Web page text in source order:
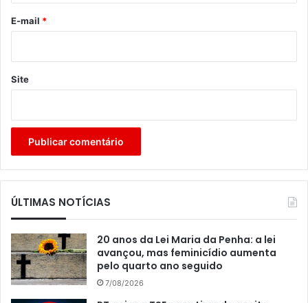
*
E-mail *
Site
ÚLTIMAS NOTÍCIAS
20 anos da Lei Maria da Penha: a lei
avançou, mas feminicídio aumenta
pelo quarto ano seguido
7/08/2026